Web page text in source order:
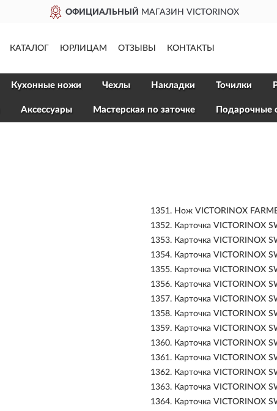
ОФИЦИАЛЬНЫЙ МАГАЗИН VICTORINOX
КАТАЛОГ ЮРЛИЦАМ ОТЗЫВЫ КОНТАКТЫ
Кухонные ножи Чехлы Накладки Точилки
Aксессуары Мастерская по заточке Подарочные
1351. Нож VICTORINOX
1352. Карточка VICTORINOX
1353. Карточка VICTORINOX
1354. Карточка VICTORINOX
1355. Карточка VICTORINOX
1356. Карточка VICTORINOX
1357. Карточка VICTORINOX
1358. Карточка VICTORINOX
1359. Карточка VICTORINOX
1360. Карточка VICTORINOX
1361. Карточка VICTORINOX
1362. Карточка VICTORINOX
1363. Карточка VICTORINOX
1364. Карточка VICTORINOX